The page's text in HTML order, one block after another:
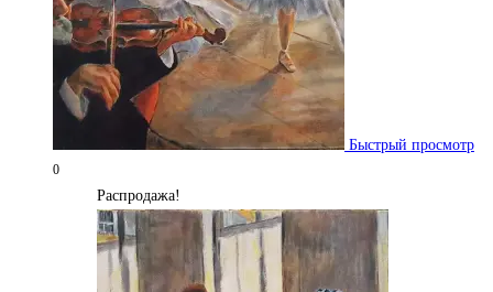
Быстрый просмотр
0
Распродажа!